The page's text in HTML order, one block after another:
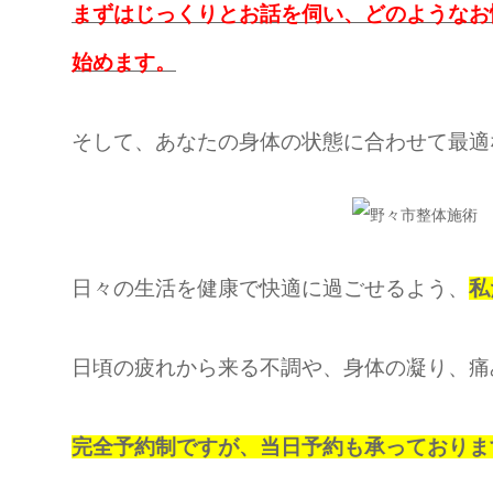
まずはじっくりとお話を伺い、どのような
始めます。
そして、あなたの身体の状態に合わせて最
日々の生活を健康で快適に過ごせるよう、
日頃の疲れから来る不調や、身体の凝り、
完全予約制ですが、当日予約も承っており